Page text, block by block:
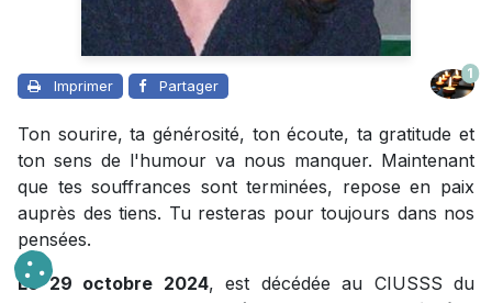
Imprimer Partager
1
Ton sourire, ta générosité, ton écoute, ta gratitude et
ton sens de l'humour va nous manquer. Maintenant
que tes souffrances sont terminées, repose en paix
auprès des tiens. Tu resteras pour toujours dans nos
pensées.
Le 29 octobre 2024, est décédée au CIUSSS du